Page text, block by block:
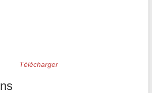
Télécharger